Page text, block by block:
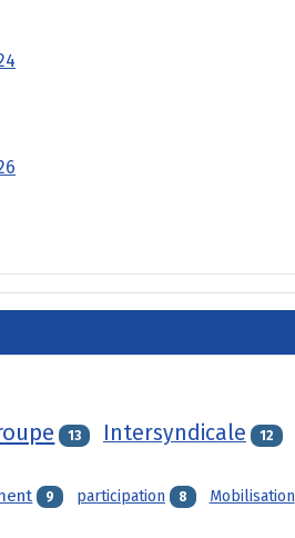
13 Intersyndicale 12
9 participation 8 Mobilisation